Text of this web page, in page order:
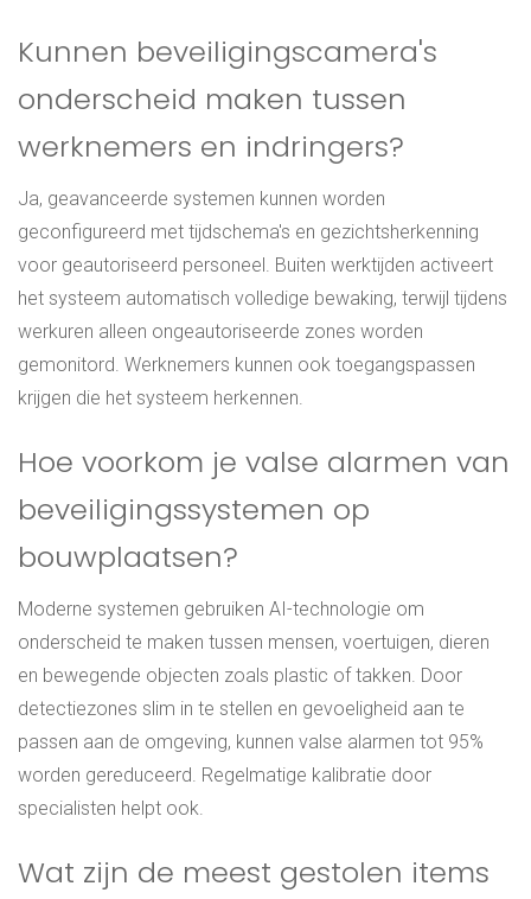
Kunnen beveiligingscamera's
onderscheid maken tussen
werknemers en indringers?
Ja, geavanceerde systemen kunnen worden
geconfigureerd met tijdschema's en gezichtsherkenning
voor geautoriseerd personeel. Buiten werktijden activeert
het systeem automatisch volledige bewaking, terwijl tijdens
werkuren alleen ongeautoriseerde zones worden
gemonitord. Werknemers kunnen ook toegangspassen
krijgen die het systeem herkennen.
Hoe voorkom je valse alarmen van
beveiligingssystemen op
bouwplaatsen?
Moderne systemen gebruiken AI-technologie om
onderscheid te maken tussen mensen, voertuigen, dieren
en bewegende objecten zoals plastic of takken. Door
detectiezones slim in te stellen en gevoeligheid aan te
passen aan de omgeving, kunnen valse alarmen tot 95%
worden gereduceerd. Regelmatige kalibratie door
specialisten helpt ook.
Wat zijn de meest gestolen items